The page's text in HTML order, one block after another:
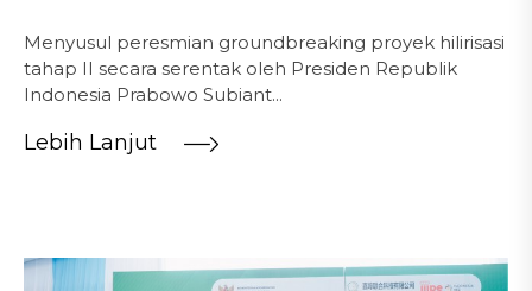
Menyusul peresmian groundbreaking proyek hilirisasi
tahap II secara serentak oleh Presiden Republik
Indonesia Prabowo Subiant...
Lebih Lanjut